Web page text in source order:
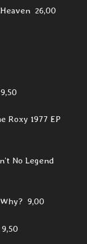
26,00
Roxy 1977 EP
No Legend
9,00